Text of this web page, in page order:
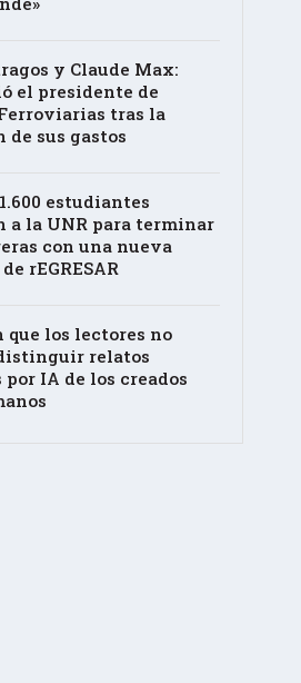
y Claude Max:
el presidente de
tras la
de sus gastos
estudiantes
a la UNR para terminar
con una nueva
rEGRESAR
que los lectores no
relatos
IA de los creados